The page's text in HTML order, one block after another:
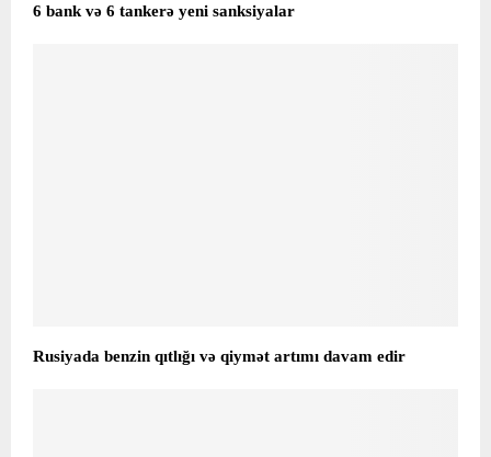
6 bank və 6 tankerə yeni sanksiyalar
Rusiyada benzin qıtlığı və qiymət artımı davam edir